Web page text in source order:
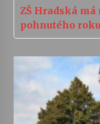
ZŠ Hradská
pohnutého